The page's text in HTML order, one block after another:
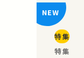
特集
特集